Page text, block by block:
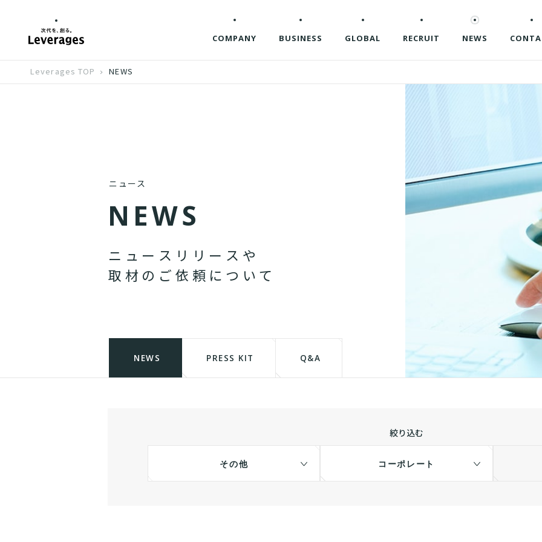
COMPANY BUSINESS GLOBAL RECRUIT NEWS
Leverages TOP NEWS
ニュース
N EWS
ニ ュ ー ス リ リ ー ス や
取 材 の ご 依 頼 に つ い て
NEWS PRESS KIT Q&A
絞り込む
その他 コーポレート